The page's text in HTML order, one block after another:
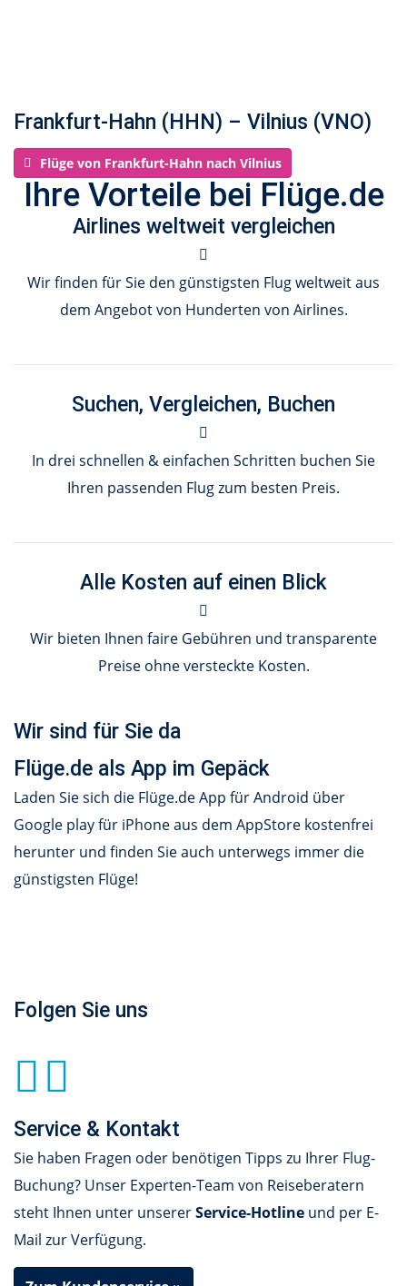
Frankfurt-Hahn (HHN) – Vilnius (VNO)
Flüge von Frankfurt-Hahn nach Vilnius
Ihre Vorteile bei Flüge.de
Airlines weltweit vergleichen
Wir finden für Sie den günstigsten Flug weltweit aus
dem Angebot von Hunderten von Airlines.
Suchen, Vergleichen, Buchen
In drei schnellen & einfachen Schritten buchen Sie
Ihren passenden Flug zum besten Preis.
Alle Kosten auf einen Blick
Wir bieten Ihnen faire Gebühren und transparente
Preise ohne versteckte Kosten.
Wir sind für Sie da
Flüge.de als App im Gepäck
Laden Sie sich die Flüge.de App für Android über
Google play für iPhone aus dem AppStore kostenfrei
herunter und finden Sie auch unterwegs immer die
günstigsten Flüge!
Folgen Sie uns
Service & Kontakt
Sie haben Fragen oder benötigen Tipps zu Ihrer Flug-
Buchung? Unser Experten-Team von Reiseberatern
steht Ihnen unter unsererService-Hotline und per E-
Mail zur Verfügung.